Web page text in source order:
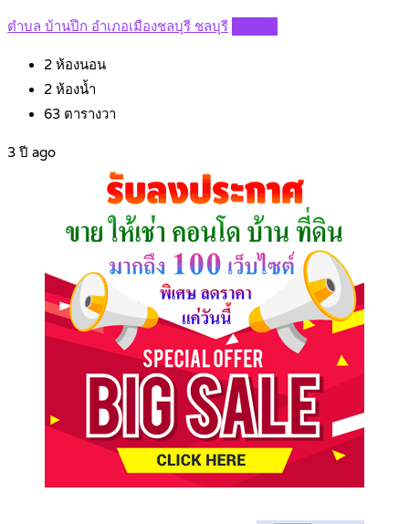
ตำบล บ้านปึก อำเภอเมืองชลบุรี ชลบุรี
2 ห้องนอน
2 ห้องน้ำ
63 ตารางวา
3 ปี ago